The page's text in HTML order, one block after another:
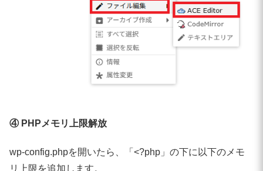
④ PHPメモリ上限解放
wp-config.phpを開いたら、「<?php」の下に以下のメモ
リ上限を追加します。